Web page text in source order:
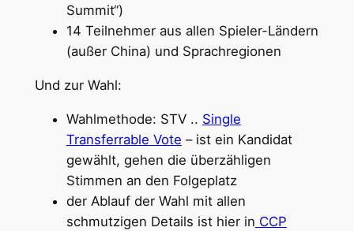
Summit“)
14 Teilnehmer aus allen Spieler-Ländern
(außer China) und Sprachregionen
Und zur Wahl:
Wahlmethode: STV .. Single
Transferrable Vote – ist ein Kandidat
gewählt, gehen die überzähligen
Stimmen an den Folgeplatz
der Ablauf der Wahl mit allen
schmutzigen Details ist hier in CCP